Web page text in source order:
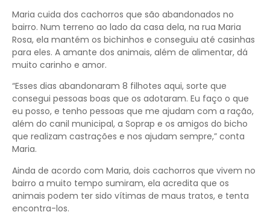
Maria cuida dos cachorros que são abandonados no
bairro. Num terreno ao lado da casa dela, na rua Maria
Rosa, ela mantém os bichinhos e conseguiu até casinhas
para eles. A amante dos animais, além de alimentar, dá
muito carinho e amor.
“Esses dias abandonaram 8 filhotes aqui, sorte que
consegui pessoas boas que os adotaram. Eu faço o que
eu posso, e tenho pessoas que me ajudam com a ração,
além do canil municipal, a Soprap e os amigos do bicho
que realizam castrações e nos ajudam sempre,” conta
Maria.
Ainda de acordo com Maria, dois cachorros que vivem no
bairro a muito tempo sumiram, ela acredita que os
animais podem ter sido vítimas de maus tratos, e tenta
encontra-los.